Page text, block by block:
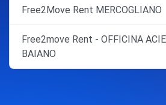
Free2Move Rent MERCOGLIANO
Free2move Rent - OFFICINA
BAIANO